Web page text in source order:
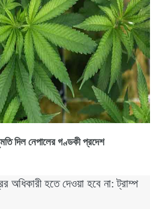
দিল নেপালের গণ্ডকী প্রদেশ